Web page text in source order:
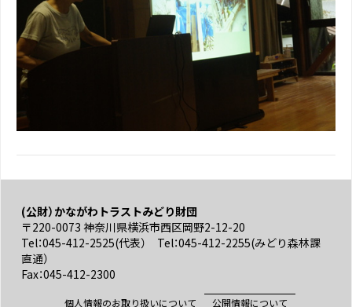
(公財）かながわトラストみどり財団
〒220-0073 神奈川県横浜市西区岡野2-12-20
Tel：045-412-2525(代表） Tel：045-412-2255(みどり森林課
直通）
Fax：045-412-2300
個人情報のお取り扱いについて 公開情報について